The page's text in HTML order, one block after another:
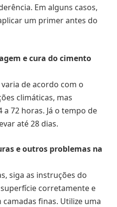
Em alguns casos,
um primer antes do
e cura do cimento
de acordo com o
climáticas, mas
72 horas. Já o tempo de
até 28 dias.
e outros problemas na
siga as instruções do
corretamente e
finas. Utilize uma